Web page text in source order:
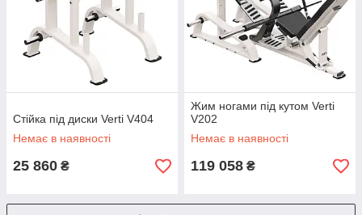
Стійка під диски Verti V404
Немає в наявності
25 860 ₴
Жим ногами під кутом Verti
V202
Немає в наявності
119 058 ₴